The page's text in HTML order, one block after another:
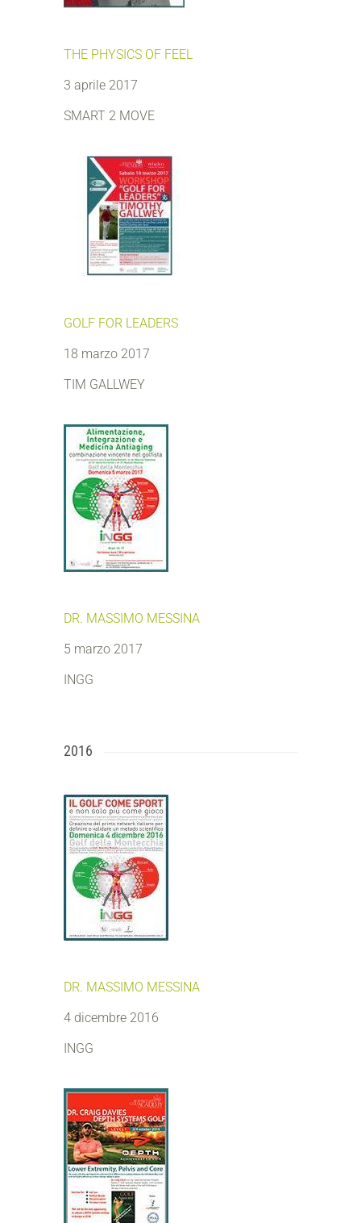
THE PHYSICS OF FEEL
3 aprile 2017
SMART 2 MOVE
GOLF FOR LEADERS
18 marzo 2017
TIM GALLWEY
DR. MASSIMO MESSINA
5 marzo 2017
INGG
2016
DR. MASSIMO MESSINA
4 dicembre 2016
INGG